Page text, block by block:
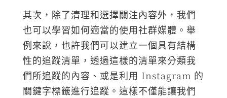
其次，除了清理和選擇關注內容外，我們
也可以學習如何適當的使用社群媒體。舉
例來說，也許我們可以建立一個具有結構
性的追蹤清單，透過這樣的清單來分類我
們所追蹤的內容、或是利用 Instagram 的
關鍵字標籤進行追蹤。這樣不僅能讓我們